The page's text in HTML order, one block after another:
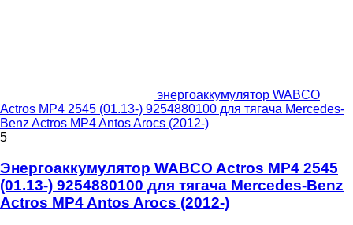
энергоаккумулятор WABCO
Actros MP4 2545 (01.13-) 9254880100 для тягача Mercedes-
Benz Actros MP4 Antos Arocs (2012-)
5
Энергоаккумулятор WABCO Actros MP4 2545
(01.13-) 9254880100 для тягача Mercedes-Benz
Actros MP4 Antos Arocs (2012-)